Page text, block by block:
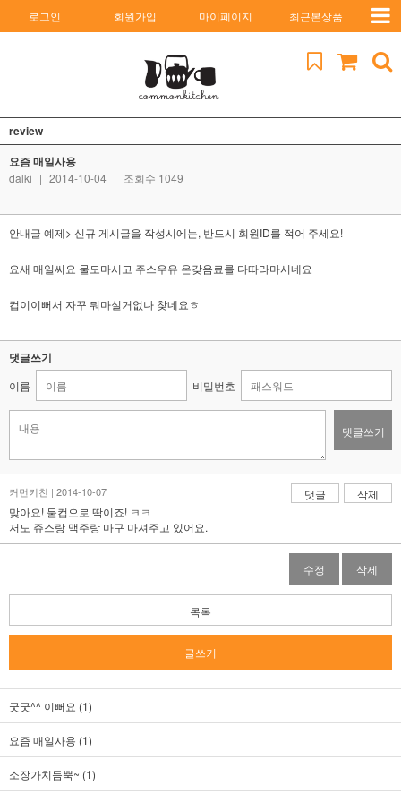
로그인 회원가입 마이페이지 최근본상품
review
요즘 매일사용
dalki | 2014-10-04 | 조회수 1049
안내글 예제> 신규 게시글을 작성시에는, 반드시 회원ID를 적어 주세요!
요새 매일써요 물도마시고 주스우유 온갖음료를 다따라마시네요
컵이이뻐서 자꾸 뭐마실거없나 찾네요ㅎ
댓글쓰기
이름 비밀번호
댓글쓰기
커먼키친 | 2014-10-07 삭제
댓글
맞아요! 물컵으로 딱이죠! ㅋㅋ
저도 쥬스랑 맥주랑 마구 마셔주고 있어요.
수정 삭제
목록
글쓰기
굿굿^^ 이뻐요 (1)
요즘 매일사용 (1)
소장가치듬뿍~ (1)